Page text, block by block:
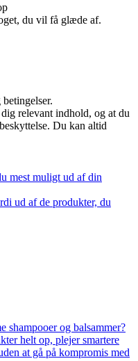
du vil få glæde af.
relevant indhold, og at du
Du kan altid
mest muligt ud af din
ud af de produkter, du
shampooer og balsammer?
helt op, plejer smartere
at gå på kompromis med